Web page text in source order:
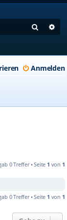
Suche
Anmelden
0 Treffer • Seite 1 von 1
0 Treffer • Seite 1 von 1